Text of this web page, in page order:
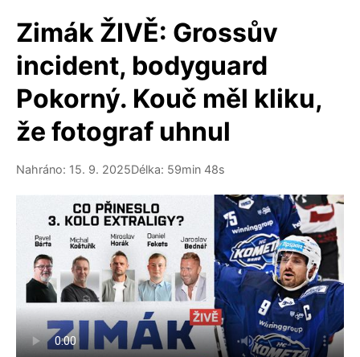
Zimák ŽIVĚ: Grossův
incident, bodyguard
Pokorný. Kouč měl kliku,
že fotograf uhnul
Nahráno: 15. 9. 2025Délka: 59min 48s